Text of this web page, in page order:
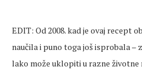
EDIT: Od 2008. kad je ovaj recept
naučila i puno toga još isprobala –
lako može uklopiti u razne